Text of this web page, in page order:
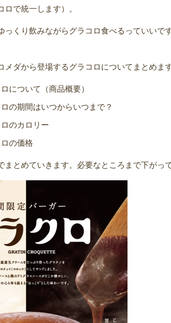
ロで統一します）。
っくり飲みながらグラコロ食べるっていいで
メダから登場するグラコロについてまとめます
について（商品概要）
の期間はいつからいつまで？
のカロリー
の価格
まとめていきます。必要なところまで下がっ